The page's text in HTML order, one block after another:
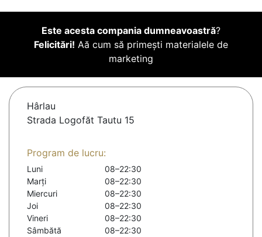
Este acesta compania dumneavoastră?
Felicitări! Aă cum să primești materialele de
marketing
Hârlau
Strada Logofăt Tautu 15
Program de lucru:
Luni
08–22:30
Marți
08–22:30
Miercuri
08–22:30
Joi
08–22:30
Vineri
08–22:30
Sâmbătă
08–22:30